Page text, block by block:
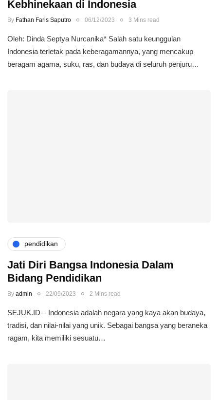
Kebhinekaan di Indonesia
By Fathan Faris Saputro 06/12/2023 3 Mins read
Oleh: Dinda Septya Nurcanika* Salah satu keunggulan
Indonesia terletak pada keberagamannya, yang mencakup
beragam agama, suku, ras, dan budaya di seluruh penjuru…
pendidikan
Jati Diri Bangsa Indonesia Dalam
Bidang Pendidikan
By admin 22/09/2023 2 Mins read
SEJUK.ID – Indonesia adalah negara yang kaya akan budaya,
tradisi, dan nilai-nilai yang unik. Sebagai bangsa yang beraneka
ragam, kita memiliki sesuatu…